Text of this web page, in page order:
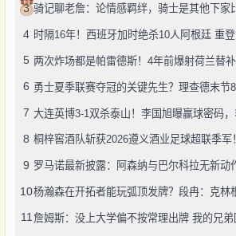
3 骑记聊老詹：论情感羁绊，骑士是其他下家
4 时隔16年！西班牙加时绝杀10人阿根廷 重
5
6
7
8
9
10
11詹姆斯：没上大学偏不按常理出牌 我的兄